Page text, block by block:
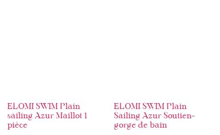
ELOMI SWIM Plain
sailing Azur Maillot 1
pièce
ELOMI SWIM Plain
Sailing Azur Soutien-
gorge de bain